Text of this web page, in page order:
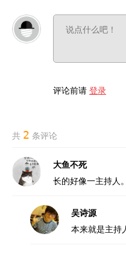
评论前请 登录
共 2 条评论
大鱼不死
长的好像一主持人。
吴诗源
本来就是主